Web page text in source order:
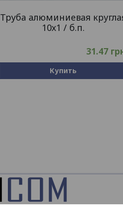
Труба алюминиевая
10х1 / б.п.
31.47
Купить